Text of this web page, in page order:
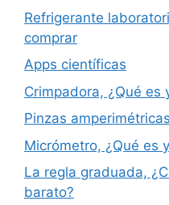
Refrigerante
comprar
Apps científicas
Crimpadora, ¿Qué es
Pinzas amperimétricas
Micrómetro, ¿Qué es
La regla graduada,
barato?